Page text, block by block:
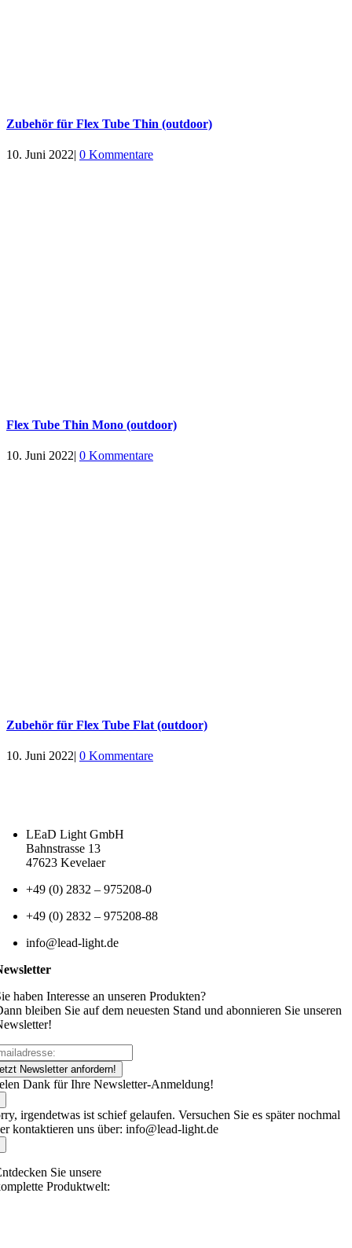
Zubehör für Flex Tube Thin (outdoor)
10. Juni 2022| 0 Kommentare
Flex Tube Thin Mono (outdoor)
10. Juni 2022| 0 Kommentare
Zubehör für Flex Tube Flat (outdoor)
10. Juni 2022| 0 Kommentare
LEaD Light GmbH
Bahnstrasse 13
47623 Kevelaer
+49 (0) 2832 – 975208-0
+49 (0) 2832 – 975208-88
info@lead-light.de
haben Interesse an unseren Produkten?
bleiben Sie auf dem neuesten Stand und abonnieren Sie unseren
Newsletter anfordern!
Dank für Ihre Newsletter-Anmeldung!
irgendetwas ist schief gelaufen. Versuchen Sie es später nochmal
kontaktieren uns über: info@lead-light.de
Sie unsere
Produktwelt: